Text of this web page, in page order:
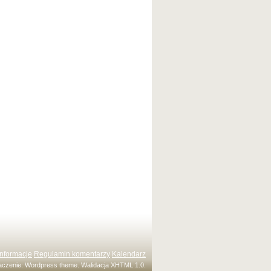
Regulamin komentarzy Kalendarz
Wordpress theme. WalidacjaXHTML 1.0.